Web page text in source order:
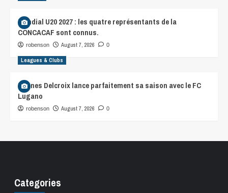
Mondial U20 2027 : les quatre représentants de la
CONCACAF sont connus.
robenson August 7, 2026 0
Leagues & Clubs
Hannes Delcroix lance parfaitement sa saison avec le FC
Lugano
robenson August 7, 2026 0
Categories